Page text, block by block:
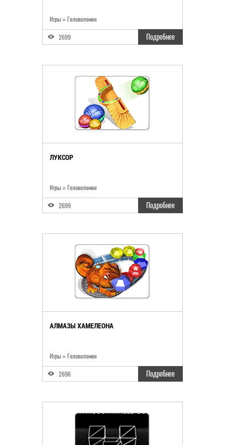
Игры » Головоломки
2699 Подробнее
ЛУКСОР
Игры » Головоломки
2699 Подробнее
АЛМАЗЫ ХАМЕЛЕОНА
Игры » Головоломки
2696 Подробнее